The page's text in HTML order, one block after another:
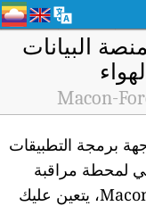
البيانات
Macon-
برمجة التطبيقات
لمحطة مراقبة
جودة الهواء Macon-Forestry (ID: H13290)، يتعين عليك